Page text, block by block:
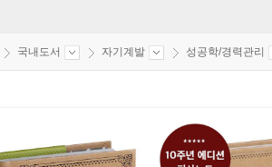
국내도서 자기계발 성공학/경력관리